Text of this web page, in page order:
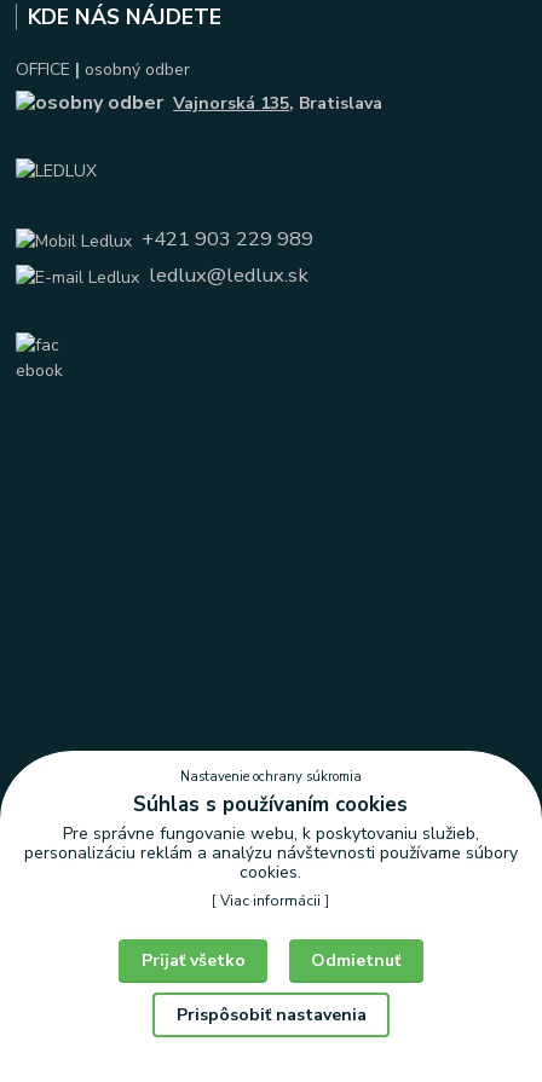
KDE NÁS NÁJDETE
OFFICE | osobný odber
Vajnorská 135, Bratislava
+421 903 229 989
ledlux@ledlux.sk
Nastavenie ochrany súkromia
Nastavenie ochrany súkromia
Súhlas s používaním cookies
Pre správne fungovanie webu, k poskytovaniu služieb,
personalizáciu reklám a analýzu návštevnosti používame súbory
cookies.
[Viac informácii ]
Odmietnuť
Prispôsobiť nastavenia
Prijať všetko